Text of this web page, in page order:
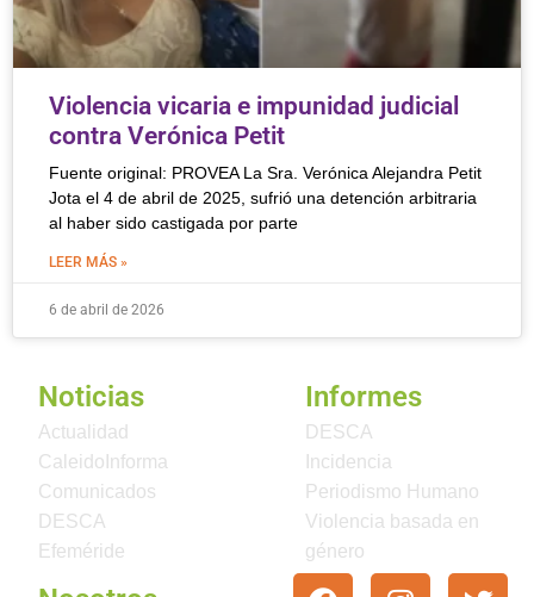
Violencia vicaria e impunidad judicial
contra Verónica Petit
Fuente original: PROVEA La Sra. Verónica Alejandra Petit
Jota el 4 de abril de 2025, sufrió una detención arbitraria
al haber sido castigada por parte
LEER MÁS »
6 de abril de 2026
Noticias
Actualidad
CaleidoInforma
Comunicados
DESCA
Efeméride
Informes
DESCA
Incidencia
Periodismo Humano
Violencia basada en
género